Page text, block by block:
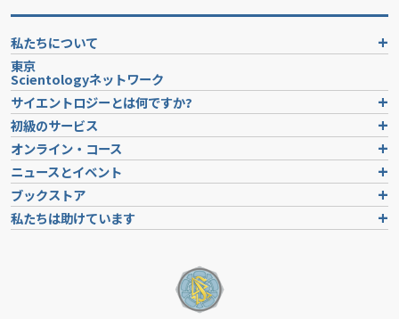
私たちについて
東京
Scientologyネットワーク
サイエントロジーとは何ですか?
初級のサービス
オンライン・コース
ニュースとイベント
ブックストア
私たちは助けています